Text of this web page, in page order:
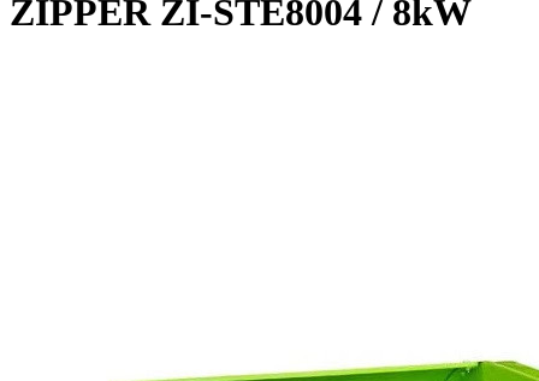
ZIPPER ZI-STE8004 / 8kW